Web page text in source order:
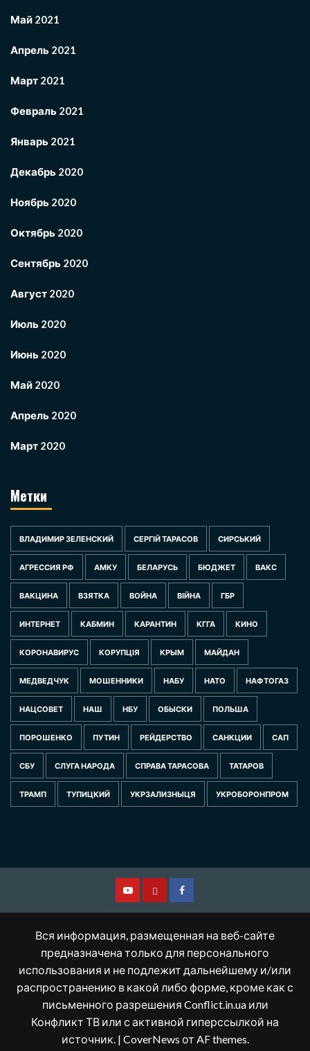
Май 2021
Апрель 2021
Март 2021
Февраль 2021
Январь 2021
Декабрь 2020
Ноябрь 2020
Октябрь 2020
Сентябрь 2020
Август 2020
Июль 2020
Июнь 2020
Май 2020
Апрель 2020
Март 2020
Метки
ВЛАДИМИР ЗЕЛЕНСКИЙ СЕРГІЙ ТАРАСОВ СИРСЬКИЙ
АГРЕССИЯ РФ АМКУ БЕЛАРУСЬ БЮДЖЕТ ВАКС
ВАКЦИНА ВЗЯТКА ВОЙНА ВІЙНА ГБР
ИНТЕРНЕТ КАБМИН КАРАНТИН КГГА КИНО
КОРОНАВИРУС КОРУПЦІЯ КРЫМ МАЙДАН
МЕДВЕДЧУК МОШЕННИКИ НАБУ НАТО НАФТОГАЗ
НАЦСОВЕТ НАШ НБУ ОБЫСКИ ПОЛЬША
ПОРОШЕНКО ПУТИН РЕЙДЕРСТВО САНКЦИИ САП
СБУ СЛУГА НАРОДА СПРАВА ТАРАСОВА ТАТАРОВ
ТРАМП ТУПИЦКИЙ УКРЗАЛИЗНЫЦЯ УКРОБОРОНПРОМ
Смотрите
YouTube
ДругаяFacebook
Вся информация, размещенная на веб-сайте
предназначена только для персонального
использования и не подлежит дальнейшему и/или
распространению в какой либо форме, кроме как с
письменного разрешения Conflict.in.ua или
Конфликт ТВ или с активной гиперссылкой на
источник. | CoverNews от AF themes.